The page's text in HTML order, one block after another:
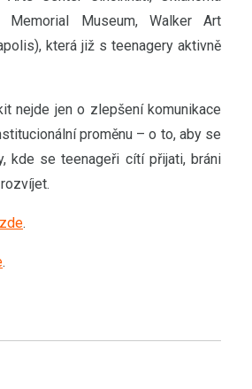
Memorial Museum, Walker Art
která již s teenagery aktivně
nejde jen o zlepšení komunikace
proměnu – o to, aby se
kde se teenageři cítí přijati, bráni
zde.
.